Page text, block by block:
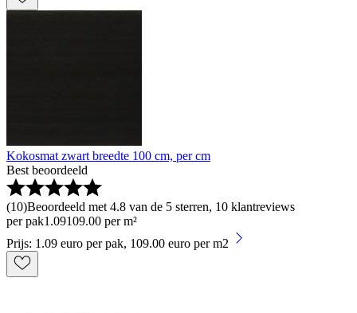
Kokosmat zwart breedte 100 cm, per cm
Best beoordeeld
(10)Beoordeeld met 4.8 van de 5 sterren, 10 klantreviews
per pak1 .09109.00 per m²
Prijs: 1.09 euro per pak, 109.00 euro per m2